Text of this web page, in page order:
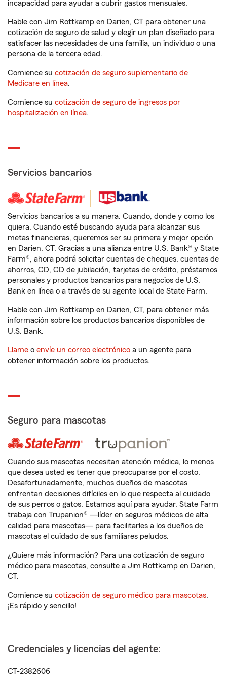
incapacidad para ayudar a cubrir gastos mensuales.
Hable con Jim Rottkamp en Darien, CT para obtener una
cotización de seguro de salud y elegir un plan diseñado para
satisfacer las necesidades de una familia, un individuo o una
persona de la tercera edad.
Comience su cotización de seguro suplementario de
Medicare en línea.
Comience su cotización de seguro de ingresos por
hospitalización en línea.
Servicios bancarios
Servicios bancarios a su manera. Cuando, donde y como los
quiera. Cuando esté buscando ayuda para alcanzar sus
metas financieras, queremos ser su primera y mejor opción
en Darien, CT. Gracias a una alianza entre U.S. Bank® y State
Farm®, ahora podrá solicitar cuentas de cheques, cuentas de
ahorros, CD, CD de jubilación, tarjetas de crédito, préstamos
personales y productos bancarios para negocios de U.S.
Bank en línea o a través de su agente local de State Farm.
Hable con Jim Rottkamp en Darien, CT, para obtener más
información sobre los productos bancarios disponibles de
U.S. Bank.
Llame o envíe un correo electrónico a un agente para
obtener información sobre los productos.
Seguro para mascotas
Cuando sus mascotas necesitan atención médica, lo menos
que desea usted es tener que preocuparse por el costo.
Desafortunadamente, muchos dueños de mascotas
enfrentan decisiones difíciles en lo que respecta al cuidado
de sus perros o gatos. Estamos aquí para ayudar. State Farm
trabaja con Trupanion® —líder en seguros médicos de alta
calidad para mascotas— para facilitarles a los dueños de
mascotas el cuidado de sus familiares peludos.
¿Quiere más información? Para una cotización de seguro
médico para mascotas, consulte a Jim Rottkamp en Darien,
CT.
Comience su cotización de seguro médico para mascotas.
¡Es rápido y sencillo!
Credenciales y licencias del agente:
CT-2382606